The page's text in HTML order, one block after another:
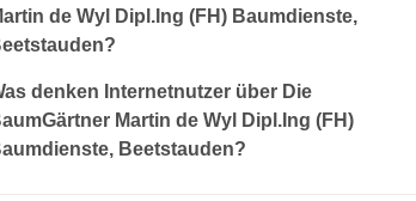
de Wyl Dipl.Ing (FH) Baumdienste,
denken Internetnutzer über Die
Martin de Wyl Dipl.Ing (FH)
Beetstauden?